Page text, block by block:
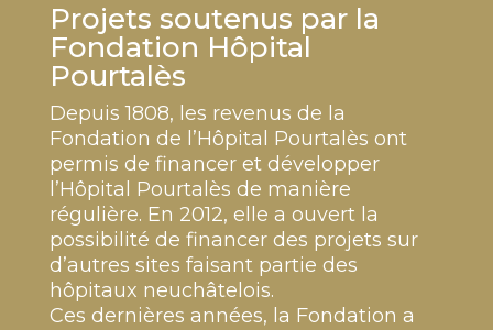
Projets soutenus par la
Fondation Hôpital
Pourtalès
Depuis 1808, les revenus de la
Fondation de l’Hôpital Pourtalès ont
permis de financer et développer
l’Hôpital Pourtalès de manière
régulière. En 2012, elle a ouvert la
possibilité de financer des projets sur
d’autres sites faisant partie des
hôpitaux neuchâtelois.
Ces dernières années, la Fondation a